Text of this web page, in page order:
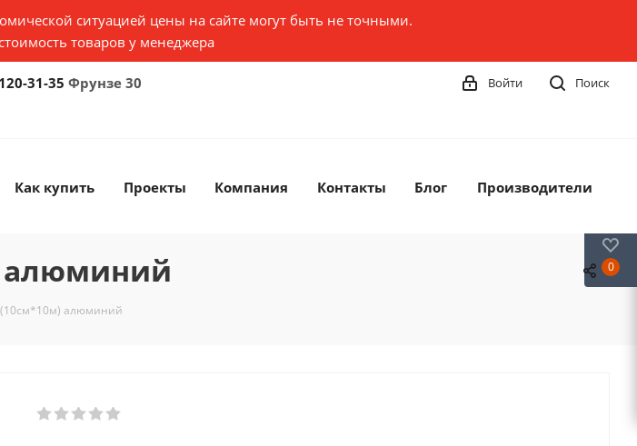
ситуацией цены на сайте могут быть не точными.
товаров у менеджера
31-35 Фрунзе 30 Поиск
Войти
Как купить Проекты Компания Контакты Блог Производители
алюминий
(10см*10м) алюминий
0